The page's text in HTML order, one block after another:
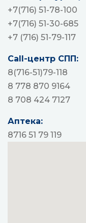
+7(716) 51-78-100
+7(716) 51-30-685
+7 (716) 51-79-117
Call-центр СПП:
8(716-51)79-118
8 778 870 9164
8 708 424 7127
Аптека:
8716 51 79 119